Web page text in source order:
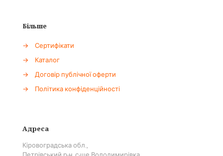
Більше
→
Сертифікати
→
Каталог
→
Договір публічної оферти
→
Політика конфіденційності
Адреса
Кіровоградська обл.,